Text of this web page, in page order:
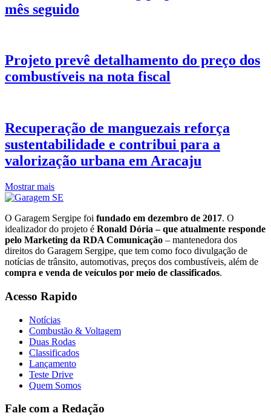
mês seguido
Projeto prevê detalhamento do preço dos
combustíveis na nota fiscal
Recuperação de manguezais reforça
sustentabilidade e contribui para a
valorização urbana em Aracaju
Mostrar mais
O Garagem Sergipe foi fundado em dezembro de 2017. O
idealizador do projeto é Ronald Dória – que atualmente responde
pelo Marketing da RDA Comunicação – mantenedora dos
direitos do Garagem Sergipe, que tem como foco divulgação de
notícias de trânsito, automotivas, preços dos combustíveis, além de
compra e venda de veículos por meio de classificados.
Acesso Rapido
Notícias
Combustão & Voltagem
Duas Rodas
Classificados
Lançamento
Teste Drive
Quem Somos
Fale com a Redação